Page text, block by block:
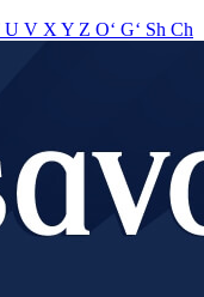
U V X Y Z O‘ G‘ Sh Ch